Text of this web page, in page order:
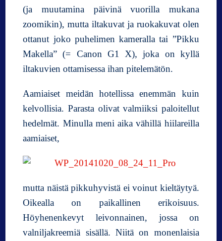
(ja muutamina päivinä vuorilla mukana
zoomikin), mutta iltakuvat ja ruokakuvat olen
ottanut joko puhelimen kameralla tai ”Pikku
Makella” (= Canon G1 X), joka on kyllä
iltakuvien ottamisessa ihan pitelemätön.
Aamiaiset meidän hotellissa enemmän kuin
kelvollisia. Parasta olivat valmiiksi paloitellut
hedelmät. Minulla meni aika vähillä hiilareilla
aamiaiset,
mutta näistä pikkuhyvistä ei voinut kieltäytyä.
Oikealla on paikallinen erikoisuus.
Höyhenenkevyt leivonnainen, jossa on
valniljakreemiä sisällä. Niitä on monenlaisia